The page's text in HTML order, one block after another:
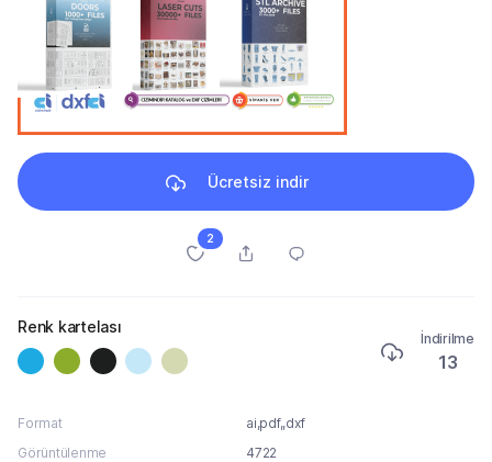
Ücretsiz indir
2
Renk kartelası
İndirilme
13
Format
ai,pdf,,dxf
Görüntülenme
4722